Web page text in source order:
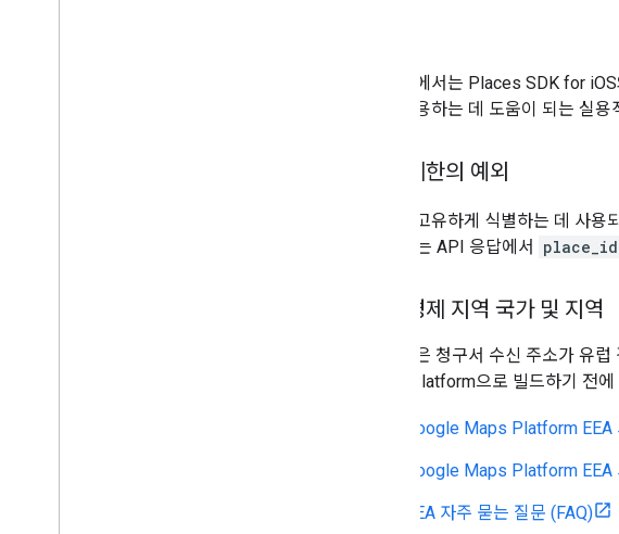
이 섹션에서는 Places SDK for
르게 사용하는 데 도움이 되는 실
캐싱 제한의 예외
장소를 고유하게 식별하는 데 사용
장소 ID는 API 응답에서
place_id
유럽 경제 지역 국가 및 지역
이 제품은 청구서 수신 주소가 유
Maps Platform으로 빌드하기 전
Google Maps Platform EEA
Google Maps Platform EEA
EEA 자주 묻는 질문 (FAQ)